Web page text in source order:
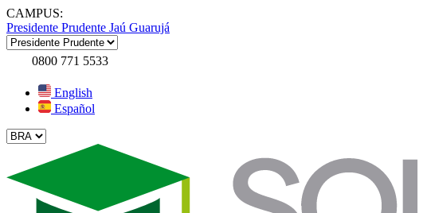
CAMPUS:
Presidente Prudente Jaú Guarujá
0800 771 5533
English
Español